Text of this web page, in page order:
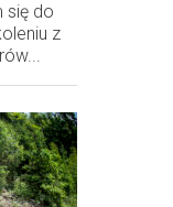
się do
z